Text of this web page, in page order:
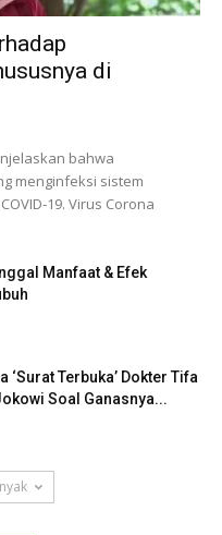
di
bahwa
menginfeksi sistem
19. Virus Corona
Manfaat & Efek
‘Surat Terbuka’ Dokter Tifa
Soal Ganasnya...